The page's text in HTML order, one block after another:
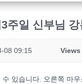
주일 신부님 강
08 09:15 Views
있습니다. 오른쪽 마